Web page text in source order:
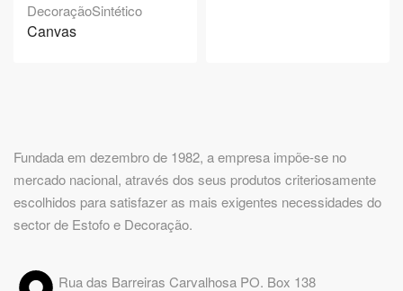
DecoraçãoSintético
Canvas
Fundada em dezembro de 1982, a empresa impõe-se no
mercado nacional, através dos seus produtos criteriosamente
escolhidos para satisfazer as mais exigentes necessidades do
sector de Estofo e Decoração.
Rua das Barreiras Carvalhosa PO. Box 138